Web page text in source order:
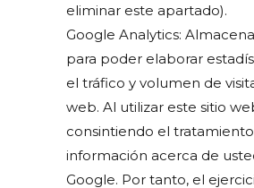
eliminar este apartado).
Google Analytics:
para poder elaborar
el tráfico y volumen de
web. Al utilizar este sitio
consintiendo el
información acerca de
Google. Por tanto, el